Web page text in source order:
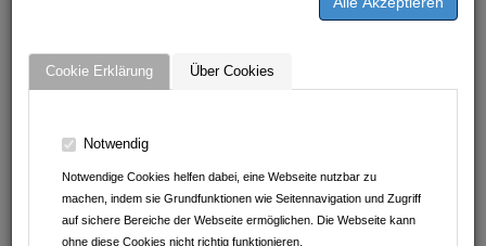
Cookie Erklärung Über Cookies
Notwendig
Notwendige Cookies helfen dabei, eine Webseite nutzbar zu
machen, indem sie Grundfunktionen wie Seitennavigation und Zugriff
auf sichere Bereiche der Webseite ermöglichen. Die Webseite kann
ohne diese Cookies nicht richtig funktionieren.